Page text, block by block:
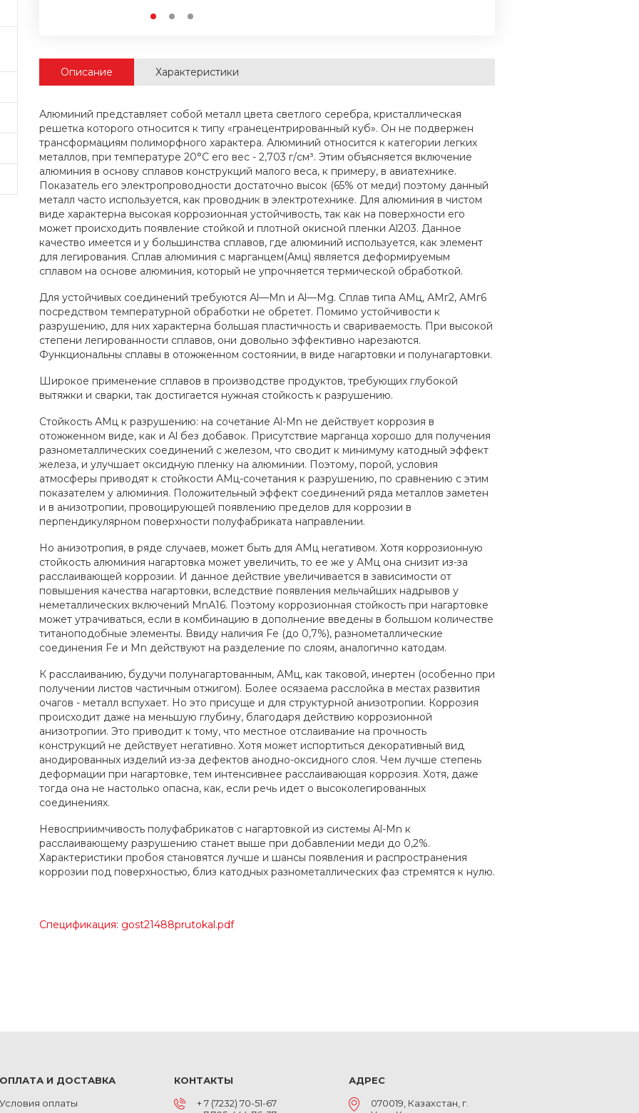
Описание Характеристики
Алюминий представляет собой металл цвета светлого серебра, кристаллическая
решетка которого относится к типу «гранецентрированный куб». Он не подвержен
трансформациям полиморфного характера. Алюминий относится к категории легких
металлов, при температуре 20°С его вес - 2,703 г/см³. Этим объясняется включение
алюминия в основу сплавов конструкций малого веса, к примеру, в авиатехнике.
Показатель его электропроводности достаточно высок (65% от меди) поэтому данный
металл часто используется, как проводник в электротехнике. Для алюминия в чистом
виде характерна высокая коррозионная устойчивость, так как на поверхности его
может происходить появление стойкой и плотной окисной пленки Al203. Данное
качество имеется и у большинства сплавов, где алюминий используется, как элемент
для легирования. Сплав алюминия с марганцем(Амц) является деформируемым
сплавом на основе алюминия, который не упрочняется термической обработкой.
Для устойчивых соединений требуются Al—Мn и Аl—Mg. Сплав типа АМц, АМг2, АМг6
посредством температурной обработки не обретет. Помимо устойчивости к
разрушению, для них характерна большая пластичность и свариваемость. При высокой
степени легированности сплавов, они довольно эффективно нарезаются.
Функциональны сплавы в отожженном состоянии, в виде нагартовки и полунагартовки.
Широкое применение сплавов в производстве продуктов, требующих глубокой
вытяжки и сварки, так достигается нужная стойкость к разрушению.
Стойкость АМц к разрушению: на сочетание Al-Мn не действует коррозия в
отожженном виде, как и Al без добавок. Присутствие марганца хорошо для получения
разнометаллических соединений с железом, что сводит к минимуму катодный эффект
железа, и улучшает оксидную пленку на алюминии. Поэтому, порой, условия
атмосферы приводят к стойкости АМц-сочетания к разрушению, по сравнению с этим
показателем у алюминия. Положительный эффект соединений ряда металлов заметен
и в анизотропии, провоцирующей появлению пределов для коррозии в
перпендикулярном поверхности полуфабриката направлении.
Но анизотропия, в ряде случаев, может быть для АМц негативом. Хотя коррозионную
стойкость алюминия нагартовка может увеличить, то ее же у АМц она снизит из-за
расслаивающей коррозии. И данное действие увеличивается в зависимости от
повышения качества нагартовки, вследствие появления мельчайших надрывов у
неметаллических включений МnА16. Поэтому коррозионная стойкость при нагартовке
может утрачиваться, если в комбинацию в дополнение введены в большом количестве
титаноподобные элементы. Ввиду наличия Fe (до 0,7%), разнометаллические
соединения Fe и Mn действуют на разделение по слоям, аналогично катодам.
К расслаиванию, будучи полунагартованным, АМц, как таковой, инертен (особенно при
получении листов частичным отжигом). Более осязаема расслойка в местах развития
очагов - металл вспухает. Но это присуще и для структурной анизотропии. Коррозия
происходит даже на меньшую глубину, благодаря действию коррозионной
анизотропии. Это приводит к тому, что местное отслаивание на прочность
конструкций не действует негативно. Хотя может испортиться декоративный вид
анодированных изделий из-за дефектов анодно-оксидного слоя. Чем лучше степень
деформации при нагартовке, тем интенсивнее расслаивающая коррозия. Хотя, даже
тогда она не настолько опасна, как, если речь идет о высоколегированных
соединениях.
Невосприимчивость полуфабрикатов с нагартовкой из системы Аl-Мn к
расслаивающему разрушению станет выше при добавлении меди до 0,2%.
Характеристики пробоя становятся лучше и шансы появления и распространения
коррозии под поверхностью, близ катодных разнометаллических фаз стремятся к нулю.
Спецификация: gost21488prutokal.pdf
ОПЛАТА И ДОСТАВКА
Условия оплаты
КОНТАКТЫ
+ 7 (7232) 70-51-67
АДРЕС
070019, Казахстан, г.